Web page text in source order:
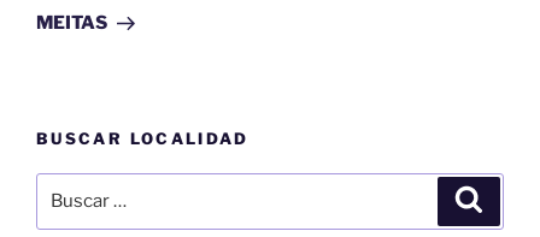
entrada
MEITAS
BUSCAR LOCALIDAD
por: